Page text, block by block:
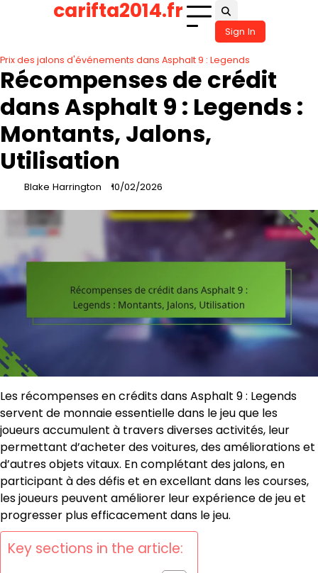
carifta2014.fr
Sign In
Prix des jalons d'événements dans Asphalt 9 : Legends
Récompenses de crédit
dans Asphalt 9 : Legends :
Montants, Jalons,
Utilisation
Blake Harrington 10/02/2026
Les récompenses en crédits dans Asphalt 9 : Legends
servent de monnaie essentielle dans le jeu que les
joueurs accumulent à travers diverses activités, leur
permettant d’acheter des voitures, des améliorations et
d’autres objets vitaux. En complétant des jalons, en
participant à des défis et en excellant dans les courses,
les joueurs peuvent améliorer leur expérience de jeu et
progresser plus efficacement dans le jeu.
Key sections in the article: